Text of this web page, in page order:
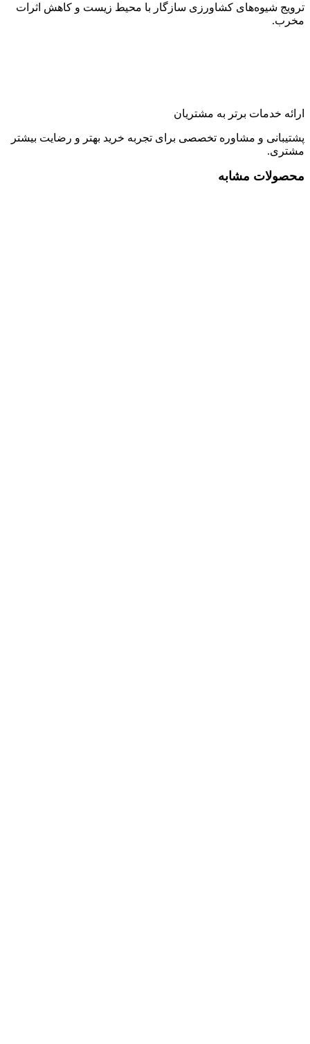
ترویج شیوه‌های کشاورزی سازگار با محیط زیست و کاهش اثرات
مخرب.
ارائه خدمات برتر به مشتریان
پشتیبانی و مشاوره تخصصی برای تجربه خرید بهتر و رضایت بیشتر
مشتری.
محصولات مشابه